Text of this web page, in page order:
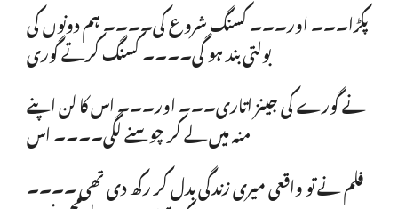
پکڑا۔۔۔ اور۔۔۔ کسنگ شروع کی۔۔۔۔ ہم دونوں کی
بولتی بند ہو گی۔۔۔۔ کسنگ کرتے گوری
نے گورے کی جینز اتاری۔۔۔ اور۔۔۔ اس کا لن اپنے
منہ میں لے کر چوسنے لگی۔۔۔۔ اس
فلم نے تو واقعی میری زندگی بدل کر رکھ دی تھی ۔۔۔۔